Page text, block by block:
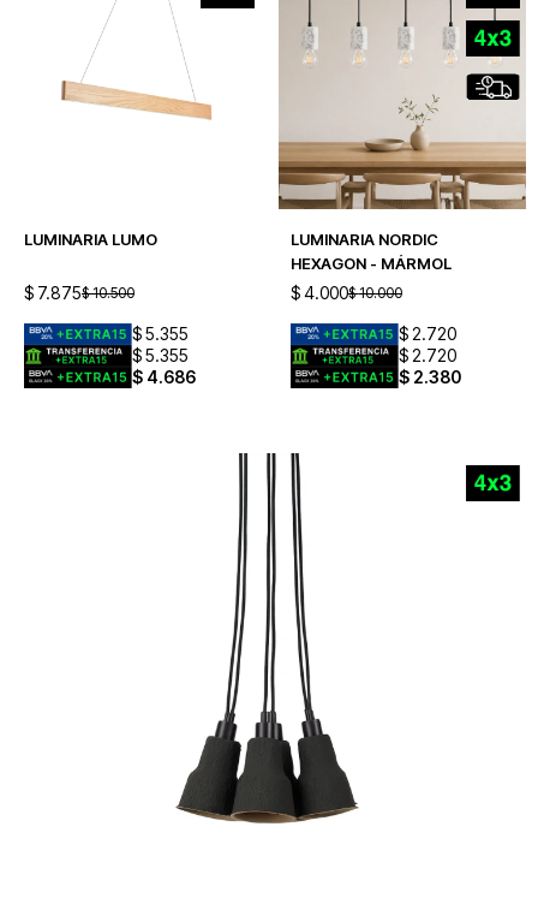
LUMINARIA LUMO
$ 7.875$ 10.500
$5.355
$5.355
$ 4.686
LUMINARIA NORDIC
HEXAGON - MÁRMOL
$ 4.000$ 10.000
$ 2.720
$ 2.720
$ 2.380